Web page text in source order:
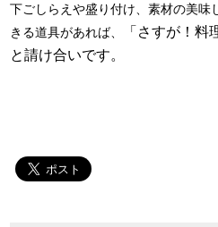
下ごしらえや盛り付け、素材の美味
きる道具があれば、
「さすが！料
と請け合いです。